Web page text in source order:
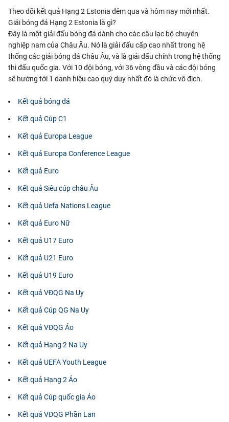
Theo dõi kết quả Hạng 2 Estonia đêm qua và hôm nay mới nhất.
Giải bóng đá Hạng 2 Estonia là gì?
Đây là một giải đấu bóng đá dành cho các câu lạc bộ chuyên
nghiệp nam của Châu Âu. Nó là giải đấu cấp cao nhất trong hệ
thống các giải bóng đá Châu Âu, và là giải đấu chính trong hệ thống
thi đấu quốc gia. Với 10 đội bóng, với 36 vòng đầu và các đội bóng
sẽ hướng tới 1 danh hiệu cao quý duy nhất đó là chức vô địch.
Kết quả bóng đá
Kết quả Cúp C1
Kết quả Europa League
Kết quả Europa Conference League
Kết quả Euro
Kết quả Siêu cúp châu Âu
Kết quả Uefa Nations League
Kết quả Euro Nữ
Kết quả U17 Euro
Kết quả U21 Euro
Kết quả U19 Euro
Kết quả VĐQG Na Uy
Kết quả Cúp QG Na Uy
Kết quả VĐQG Áo
Kết quả Hạng 2 Na Uy
Kết quả UEFA Youth League
Kết quả Hạng 2 Áo
Kết quả Cúp quốc gia Áo
Kết quả VĐQG Phần Lan